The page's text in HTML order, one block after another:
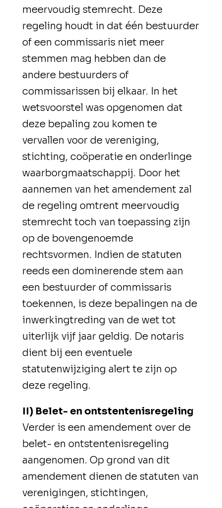
meervoudig stemrecht. Deze
regeling houdt in dat één bestuurder
of een commissaris niet meer
stemmen mag hebben dan de
andere bestuurders of
commissarissen bij elkaar. In het
wetsvoorstel was opgenomen dat
deze bepaling zou komen te
vervallen voor de vereniging,
stichting, coöperatie en onderlinge
waarborgmaatschappij. Door het
aannemen van het amendement zal
de regeling omtrent meervoudig
stemrecht toch van toepassing zijn
op de bovengenoemde
rechtsvormen. Indien de statuten
reeds een dominerende stem aan
een bestuurder of commissaris
toekennen, is deze bepalingen na de
inwerkingtreding van de wet tot
uiterlijk vijf jaar geldig. De notaris
dient bij een eventuele
statutenwijziging alert te zijn op
deze regeling.
II) Belet- en ontstentenisregeling
Verder is een amendement over de
belet- en ontstentenisregeling
aangenomen. Op grond van dit
amendement dienen de statuten van
verenigingen, stichtingen,